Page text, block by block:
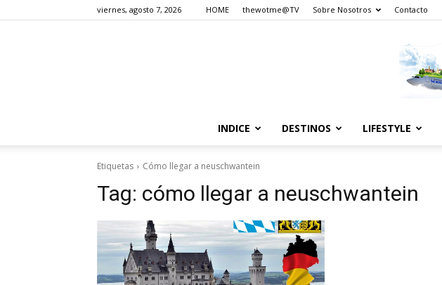
viernes, agosto 7, 2026 HOME thewotme@TV Sobre Nosotros Contacto
INDICE DESTINOS LIFESTYLE
Etiquetas Cómo llegar a neuschwantein
Tag: cómo llegar a neuschwantein